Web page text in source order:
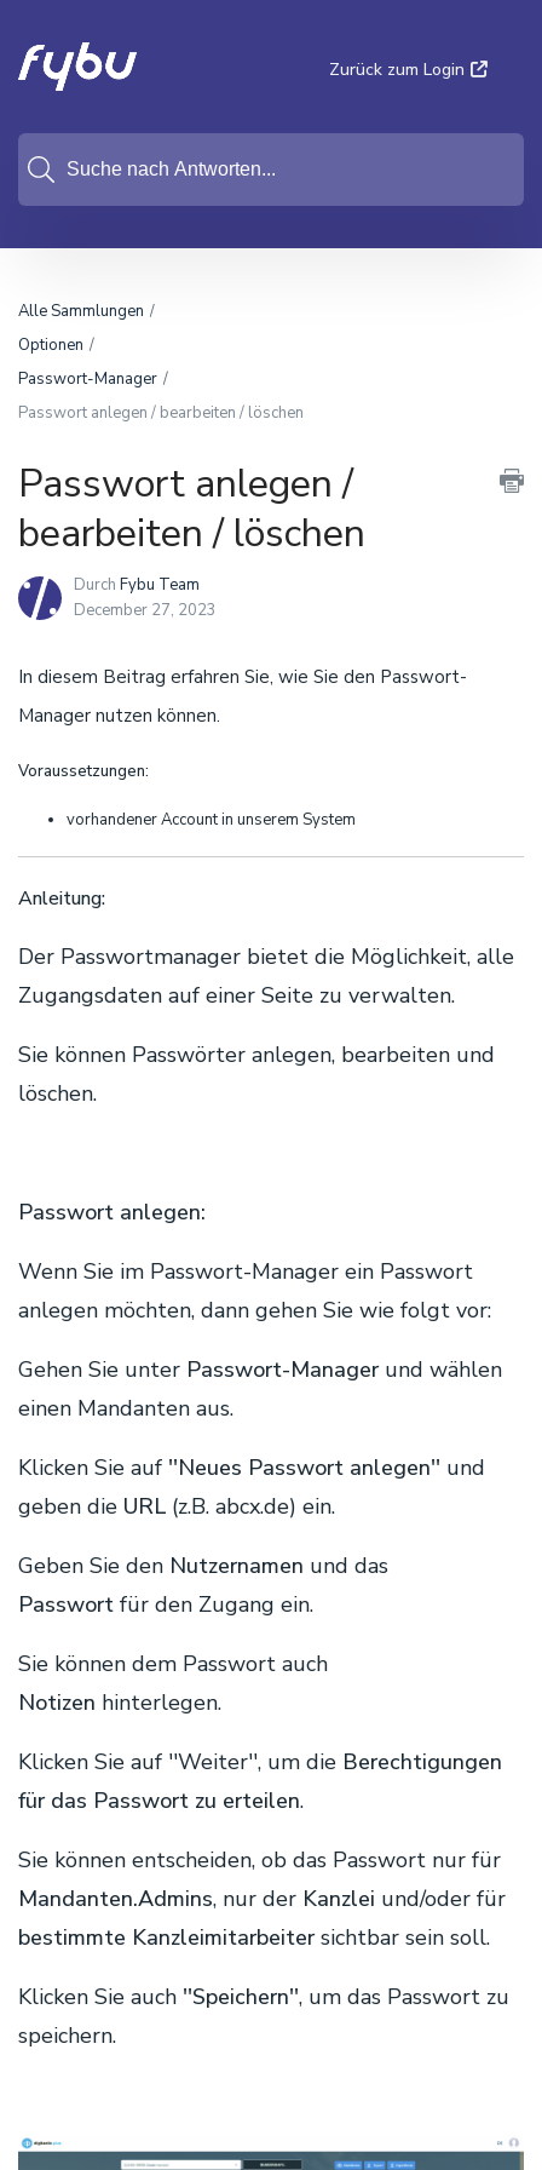
Zurück zum Login
Alle Sammlungen
Optionen
Passwort-Manager
Passwort anlegen / bearbeiten / löschen
Passwort anlegen /
bearbeiten / löschen
Durch Fybu Team
December 27, 2023
In diesem Beitrag erfahren Sie, wie Sie den Passwort-
Manager nutzen können.
Voraussetzungen:
vorhandener Account in unserem System
Anleitung:
Der Passwortmanager bietet die Möglichkeit, alle
Zugangsdaten auf einer Seite zu verwalten.
Sie können Passwörter anlegen, bearbeiten und
löschen.
Passwort anlegen:
Wenn Sie im Passwort-Manager ein Passwort
anlegen möchten, dann gehen Sie wie folgt vor:
Gehen Sie unter Passwort-Managerund wählen
einen Mandanten aus.
Klicken Sie auf ''Neues Passwort anlegen'' und
geben die URL (z.B. abcx.de) ein.
Geben Sie den Nutzernamen und das
Passwort für den Zugang ein.
Sie können dem Passwort auch
Notizen hinterlegen.
Klicken Sie auf ''Weiter'', um die Berechtigungen
für das Passwort zu erteilen.
Sie können entscheiden, ob das Passwort nur für
Mandanten.Admins, nur der Kanzlei und/oder für
bestimmte Kanzleimitarbeitersichtbar sein soll.
Klicken Sie auch ''Speichern'', um das Passwort zu
speichern.